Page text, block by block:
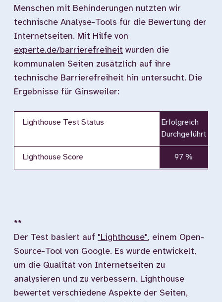
Menschen mit Behinderungen nutzten wir
technische Analyse-Tools für die Bewertung der
Internetseiten. Mit Hilfe von
experte.de/barrierefreiheit wurden die
kommunalen Seiten zusätzlich auf ihre
technische Barrierefreiheit hin untersucht. Die
Ergebnisse für Ginsweiler:
Lighthouse Test Status
Erfolgreich
Durchgeführt
Lighthouse Score 97 %
**
Der Test basiert auf "Lighthouse", einem Open-
Source-Tool von Google. Es wurde entwickelt,
um die Qualität von Internetseiten zu
analysieren und zu verbessern. Lighthouse
bewertet verschiedene Aspekte der Seiten,